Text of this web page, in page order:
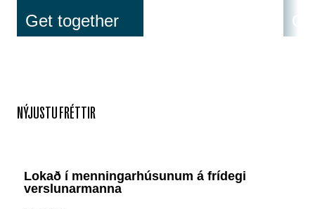
Get together
NÝJUSTU FRÉTTIR
Lokað í menningarhúsunum á frídegi
verslunarmanna